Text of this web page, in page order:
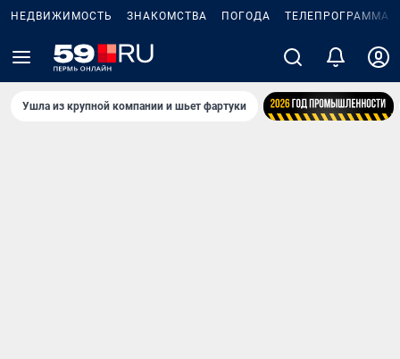
НЕДВИЖИМОСТЬ ЗНАКОМСТВА ПОГОДА ТЕЛЕПРОГРАММА
Ушла из крупной компании и шьет фартуки